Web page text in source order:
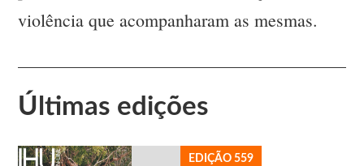
violência que acompanharam as mesmas.
Últimas edições
EDIÇÃO 559